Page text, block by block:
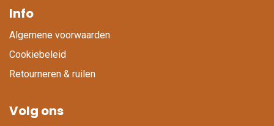
Info
Algemene voorwaarden
Cookiebeleid
Retourneren & ruilen
Volg ons